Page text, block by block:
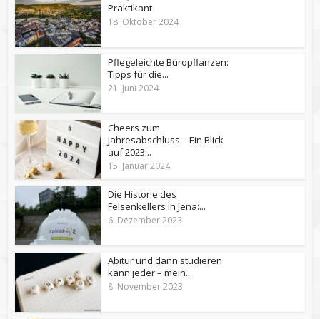
Praktikant
18. Oktober 2024
Pflegeleichte Büropflanzen:
Tipps für die...
21. Juni 2024
Cheers zum
Jahresabschluss – Ein Blick
auf 2023...
15. Januar 2024
Die Historie des
Felsenkellers in Jena:...
6. Dezember 2023
Abitur und dann studieren
kann jeder – mein...
8. November 2023